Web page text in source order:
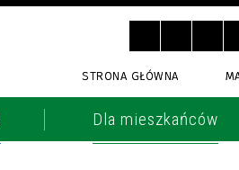
STRONA GŁÓWNA
Dla mieszkańców